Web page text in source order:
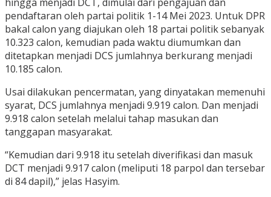
pendaftaran oleh partai politik 1-14 Mei 2023. Untuk DPR
bakal calon yang diajukan oleh 18 partai politik sebanyak
10.323 calon, kemudian pada waktu diumumkan dan
ditetapkan menjadi DCS jumlahnya berkurang menjadi
10.185 calon.
Usai dilakukan pencermatan, yang dinyatakan memenuhi
syarat, DCS jumlahnya menjadi 9.919 calon. Dan menjadi
9.918 calon setelah melalui tahap masukan dan
tanggapan masyarakat.
“Kemudian dari 9.918 itu setelah diverifikasi dan masuk
DCT menjadi 9.917 calon (meliputi 18 parpol dan tersebar
di 84 dapil),” jelas Hasyim.